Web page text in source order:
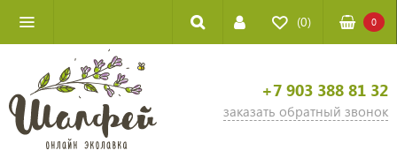
(0) 0
+7 903 388 81 32
заказать обратный звонок